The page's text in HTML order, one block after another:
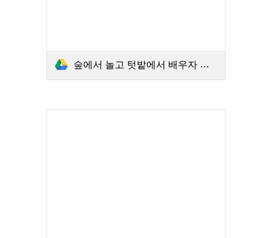
숲에서 놀고 텃밭에서 배우자 봄-1학기.PDF